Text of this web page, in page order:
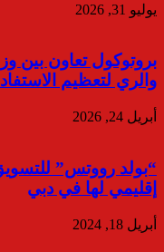
يوليو 31, 2026
بروتوكول تعاون بين
والري لتعظيم
أبريل 24, 2026
“بولد رووتس”
إقليمي لها في دبي
أبريل 18, 2024